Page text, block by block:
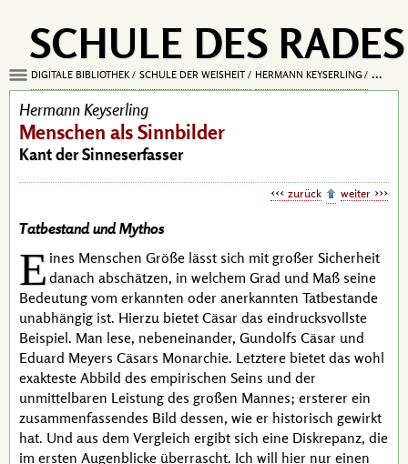
SCHULE DES RADES
DIGITALE BIBLIOTHEK SCHULE DER WEISHEIT HERMANN KEYSERLING
Hermann Keyserling
Menschen als Sinnbilder
Kant der Sinneserfasser
zurück weiter
Tatbestand und Mythos
E ines Menschen Größe lässt sich mit großer Sicherheit
danach abschätzen, in welchem Grad und Maß seine
Bedeutung vom erkannten oder anerkannten Tatbestande
unabhängig ist. Hierzu bietet Cäsar das eindrucksvollste
Beispiel. Man lese, nebeneinander, Gundolfs Cäsar und
Eduard Meyers Cäsars Monarchie. Letztere bietet das wohl
exakteste Abbild des empirischen Seins und der
unmittelbaren Leistung des großen Mannes; ersterer ein
zusammenfassendes Bild dessen, wie er historisch gewirkt
hat. Und aus dem Vergleich ergibt sich eine Diskrepanz, die
im ersten Augenblicke überrascht. Ich will hier nur einen